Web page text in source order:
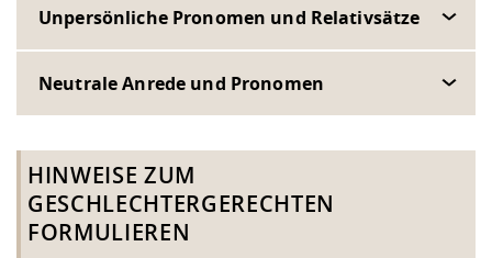
Unpersönliche Pronomen und Relativsätze
Neutrale Anrede und Pronomen
HINWEISE ZUM
GESCHLECHTERGERECHTEN
FORMULIEREN